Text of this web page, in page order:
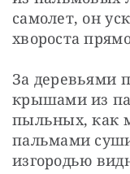
самолет, он
хвороста
За деревьями
крышами из
пыльных, как
пальмами
изгородью